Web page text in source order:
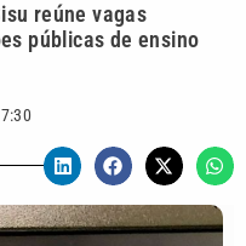
reúne vagas
públicas de ensino